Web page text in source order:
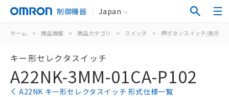
制御機器 Japan
ホーム > 商品情報 > 商品カテゴリ > スイッチ > 押ボタンスイッチ/表示灯
キー形セレクタスイッチ
A22NK-3MM-01CA-P102
A22NK キー形セレクタスイッチ 形式仕様一覧